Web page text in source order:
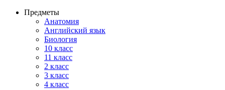
Предметы
Анатомия
Английский язык
Биология
10 класс
11 класс
2 класс
3 класс
4 класс